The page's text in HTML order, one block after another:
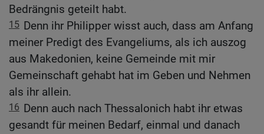
Bedrängnis geteilt habt.
15 Denn ihr Philipper wisst auch, dass am Anfang
meiner Predigt des Evangeliums, als ich auszog
aus Makedonien, keine Gemeinde mit mir
Gemeinschaft gehabt hat im Geben und Nehmen
als ihr allein.
16 Denn auch nach Thessalonich habt ihr etwas
gesandt für meinen Bedarf, einmal und danach